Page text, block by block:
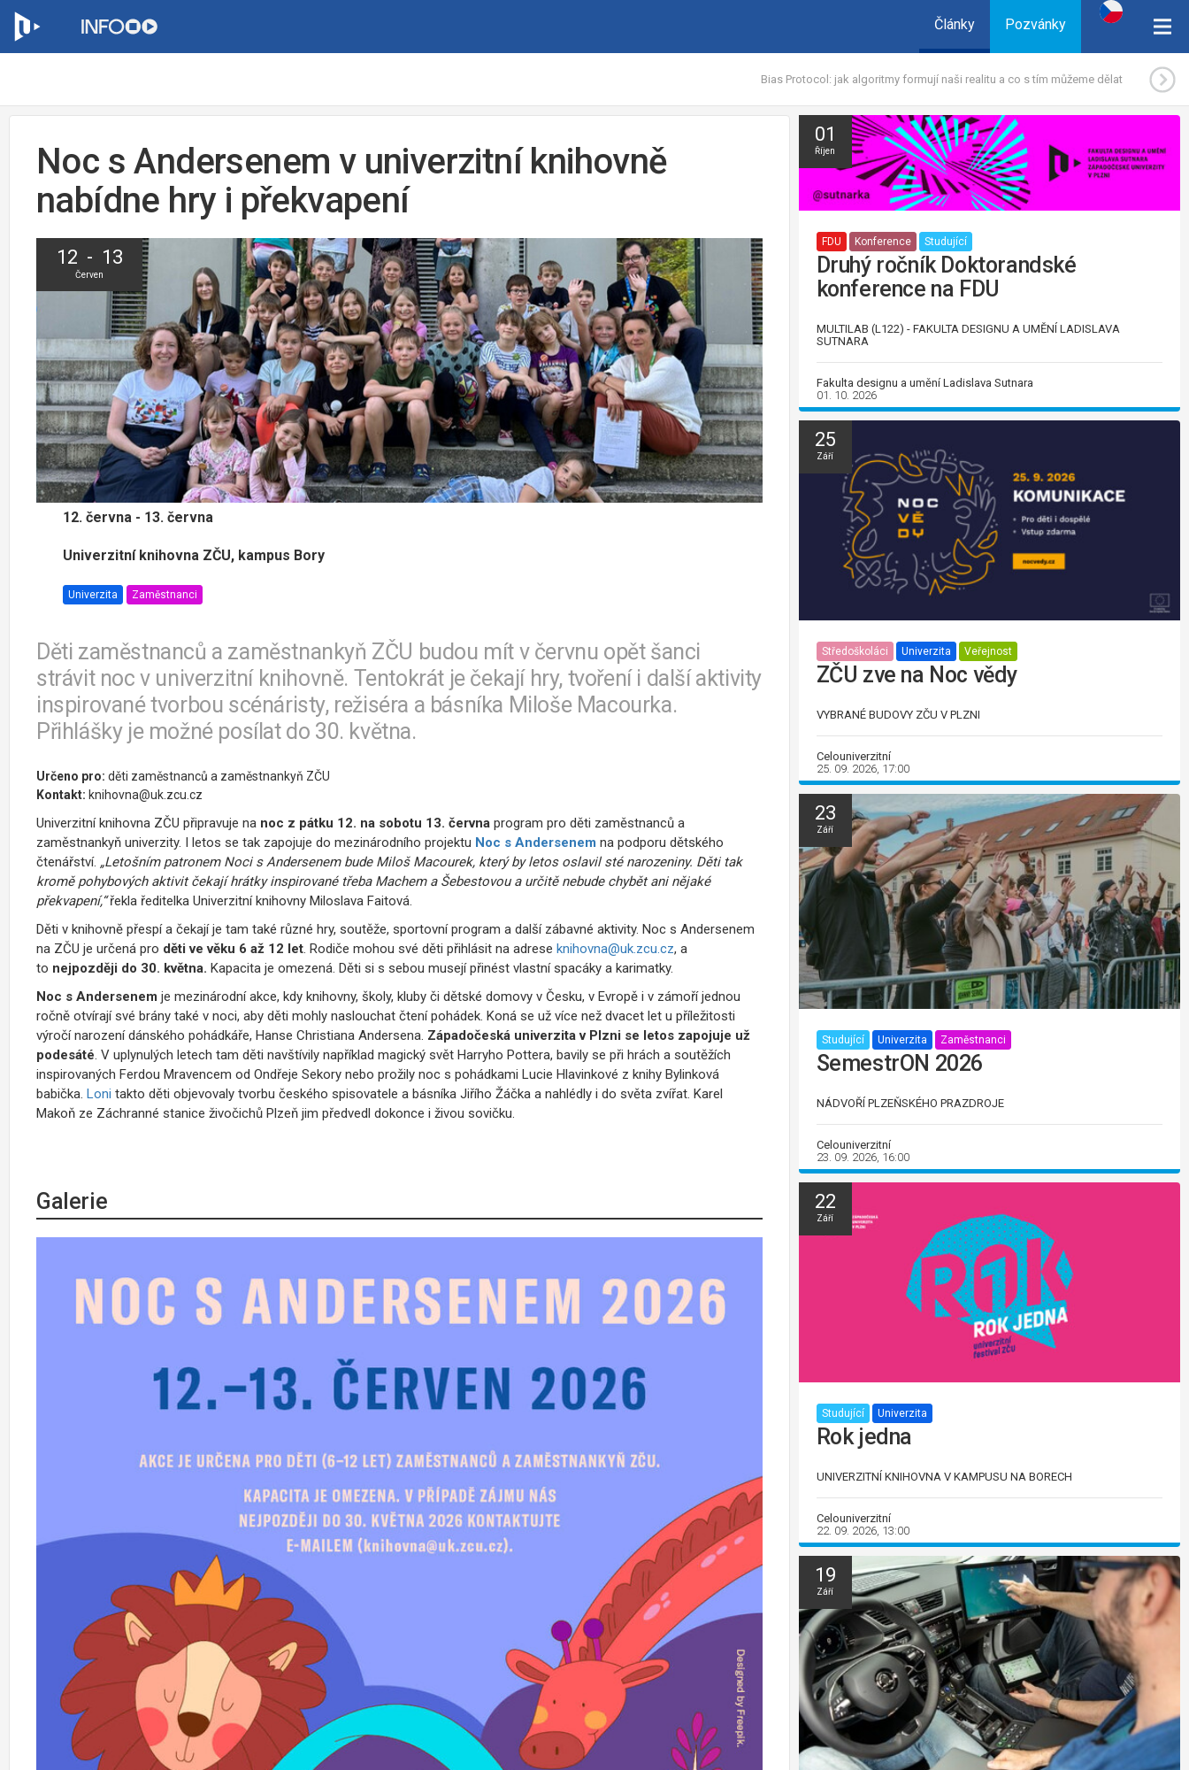
Články Pozvánky
Bias Protocol: jak algoritmy formují naši realitu a co s tím můžeme dělat
Noc s Andersenem v univerzitní knihovně
nabídne hry i překvapení
12 - 13
Červen
12. června - 13. června
Univerzitní knihovna ZČU, kampus Bory
Univerzita Zaměstnanci
Děti zaměstnanců a zaměstnankyň ZČU budou mít v červnu opět šanci
strávit noc v univerzitní knihovně. Tentokrát je čekají hry, tvoření i další aktivity
inspirované tvorbou scénáristy, režiséra a básníka Miloše Macourka.
Přihlášky je možné posílat do 30. května.
Určeno pro: děti zaměstnanců a zaměstnankyň ZČU
Kontakt: knihovna@uk.zcu.cz
Univerzitní knihovna ZČU připravuje na noc z pátku 12. na sobotu 13. června program pro děti zaměstnanců a
zaměstnankyň univerzity. I letos se tak zapojuje do mezinárodního projektu Noc s Andersenem na podporu dětského
čtenářství. „Letošním patronem Noci s Andersenem bude Miloš Macourek, který by letos oslavil sté narozeniny. Děti tak
kromě pohybových aktivit čekají hrátky inspirované třeba Machem a Šebestovou a určitě nebude chybět ani nějaké
překvapení,“řekla ředitelka Univerzitní knihovny Miloslava Faitová.
Děti v knihovně přespí a čekají je tam také různé hry, soutěže, sportovní program a další zábavné aktivity. Noc s Andersenem
na ZČU je určená pro děti ve věku 6 až 12 let. Rodiče mohou své děti přihlásit na adrese knihovna@uk.zcu.cz, a
to nejpozději do 30. května. Kapacita je omezená. Děti si s sebou musejí přinést vlastní spacáky a karimatky.
Noc s Andersenem je mezinárodní akce, kdy knihovny, školy, kluby či dětské domovy v Česku, v Evropě i v zámoří jednou
ročně otvírají své brány také v noci, aby děti mohly naslouchat čtení pohádek. Koná se už více než dvacet let u příležitosti
výročí narození dánského pohádkáře, Hanse Christiana Andersena. Západočeská univerzita v Plzni se letos zapojuje už
podesáté. V uplynulých letech tam děti navštívily například magický svět Harryho Pottera, bavily se při hrách a soutěžích
inspirovaných Ferdou Mravencem od Ondřeje Sekory nebo prožily noc s pohádkami Lucie Hlavinkové z knihy Bylinková
babička. Loni takto děti objevovaly tvorbu českého spisovatele a básníka Jiřího Žáčka a nahlédly i do světa zvířat. Karel
Makoň ze Záchranné stanice živočichů Plzeň jim předvedl dokonce i živou sovičku.
Galerie
01
Říjen
FDU Konference Studující
Druhý ročník Doktorandské
konference na FDU
MULTILAB (L122) - FAKULTA DESIGNU A UMĚNÍ LADISLAVA
SUTNARA
Fakulta designu a umění Ladislava Sutnara
01. 10. 2026
25
Září
Středoškoláci Univerzita Veřejnost
ZČU zve na Noc vědy
VYBRANÉ BUDOVY ZČU V PLZNI
Celouniverzitní
25. 09. 2026, 17:00
23
Září
Studující Univerzita Zaměstnanci
SemestrON 2026
NÁDVOŘÍ PLZEŇSKÉHO PRAZDROJE
Celouniverzitní
23. 09. 2026, 16:00
22
Září
Studující Univerzita
Rok jedna
UNIVERZITNÍ KNIHOVNA V KAMPUSU NA BORECH
Celouniverzitní
22. 09. 2026, 13:00
19
Září